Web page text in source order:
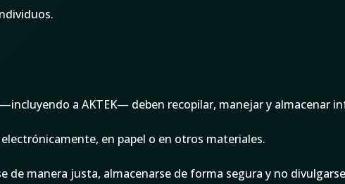
a AKTEK— deben recopilar, manejar y almacenar
en papel o en otros materiales.
de manera justa, almacenarse de forma segura y no